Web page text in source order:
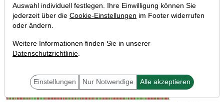
Auswahl individuell festlegen. Ihre Einwilligung können Sie
jederzeit über die Cookie-Einstellungen im Footer widerrufen
oder ändern.
Weitere Informationen finden Sie in unserer
Datenschutzrichtlinie.
Einstellungen Nur Notwendige Alle akzeptieren